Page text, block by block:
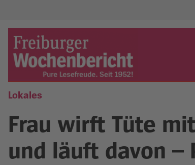
content
Freiburger Wochenbericht
Lokales
Frau wirft Tüte
und läuft davon